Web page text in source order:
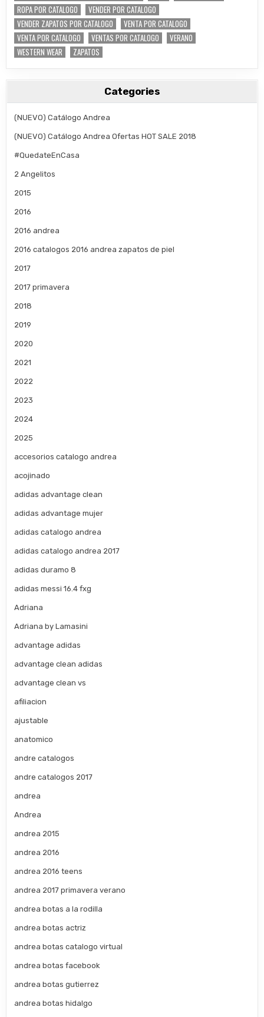
ROPA POR CATALOGO
VENDER POR CATALOGO
VENDER ZAPATOS POR CATALOGO
VENTA POR CATALOGO
VENTA POR CATALOGO
VENTAS POR CATALOGO
VERANO
WESTERN WEAR
ZAPATOS
Categories
(NUEVO) Catálogo Andrea
(NUEVO) Catálogo Andrea Ofertas HOT SALE 2018
#QuedateEnCasa
2 Angelitos
2015
2016
2016 andrea
2016 catalogos 2016 andrea zapatos de piel
2017
2017 primavera
2018
2019
2020
2021
2022
2023
2024
2025
accesorios catalogo andrea
acojinado
adidas advantage clean
adidas advantage mujer
adidas catalogo andrea
adidas catalogo andrea 2017
adidas duramo 8
adidas messi 16.4 fxg
Adriana
Adriana by Lamasini
advantage adidas
advantage clean adidas
advantage clean vs
afiliacion
ajustable
anatomico
andre catalogos
andre catalogos 2017
andrea
Andrea
andrea 2015
andrea 2016
andrea 2016 teens
andrea 2017 primavera verano
andrea botas a la rodilla
andrea botas actriz
andrea botas catalogo virtual
andrea botas facebook
andrea botas gutierrez
andrea botas hidalgo